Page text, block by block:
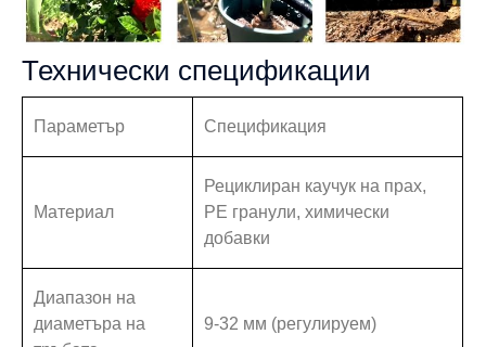
Технически спецификации
Параметър Спецификация
Материал
Рециклиран каучук на прах,
PE гранули, химически
добавки
Диапазон на
диаметъра на
9-32 мм (регулируем)